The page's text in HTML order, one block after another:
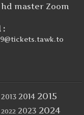
hd master Zoom
:
2013 2014 2015
2022 2023 2024